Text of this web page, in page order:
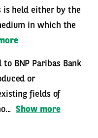
is held either by the
in which the
BNP Paribas Bank
or
fields of
Show more